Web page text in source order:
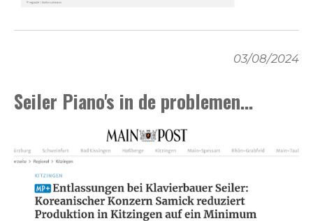
03/08/2024
Seiler Piano's in de problemen...